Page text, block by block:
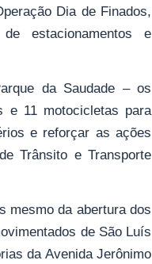
Dia de Finados,
estacionamentos e
da Saudade – os
e 11 motocicletas para
e reforçar as ações
Trânsito e Transporte
mesmo da abertura dos
de São Luís
da Avenida Jerônimo